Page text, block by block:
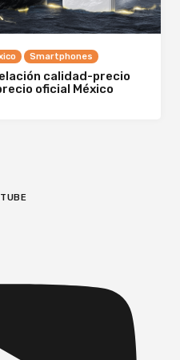
Smartphones
calidad-precio
oficial México